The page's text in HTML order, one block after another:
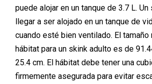
puede alojar en un tanque de 3.7 L.
llegar a ser alojado en un tanque de
cuando esté bien ventilado. El tamaño
hábitat para un skink adulto es de
25.4 cm. El hábitat debe tener una
firmemente asegurada para evitar